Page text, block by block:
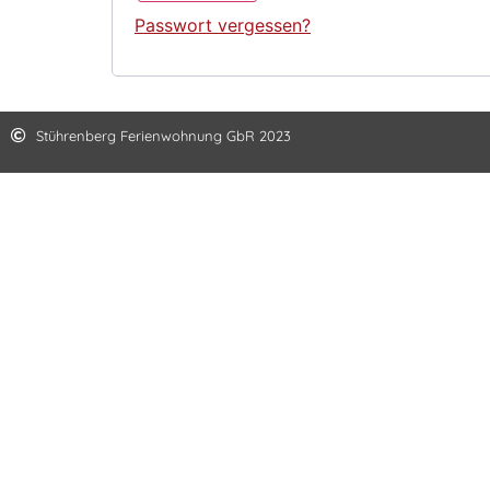
Passwort vergessen?
Stührenberg Ferienwohnung GbR 2023